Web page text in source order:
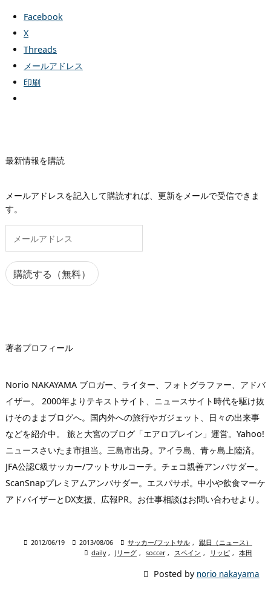
Facebook
X
Threads
メールアドレス
印刷
最新情報を購読
メールアドレスを記入して購読すれば、更新をメールで受信できま
す。
ア
ド
購読する（無料）
著者プロフィール
Norio NAKAYAMA ブロガー、ライター、フォトグラファー、アドバ
イザー。 2000年よりテキストサイト、ニュースサイト時代を駆け抜
けそのままブログへ。国内外への旅行やガジェット、日々の出来事
などを紹介中。 旅と大宮のブログ「エアロプレイン」運営。Yahoo!
ニュースさいたま市担当。三島市出身。アイラ島、青ヶ島上陸済。
JFA公認C級サッカー/フットサルコーチ。チェコ親善アンバサダー。
ScanSnapプレミアムアンバサダー。エスパサポ。中小や飲食マーケ
アドバイザーとDX支援、広報PR。お仕事相談はお問い合わせより。
 2012/06/19  2013/08/06  サッカー/フットサル ,
蹴日（ニュース）
 daily , Jリーグ , soccer , スペイン , リッピ , 本田
 Posted by norio nakayama